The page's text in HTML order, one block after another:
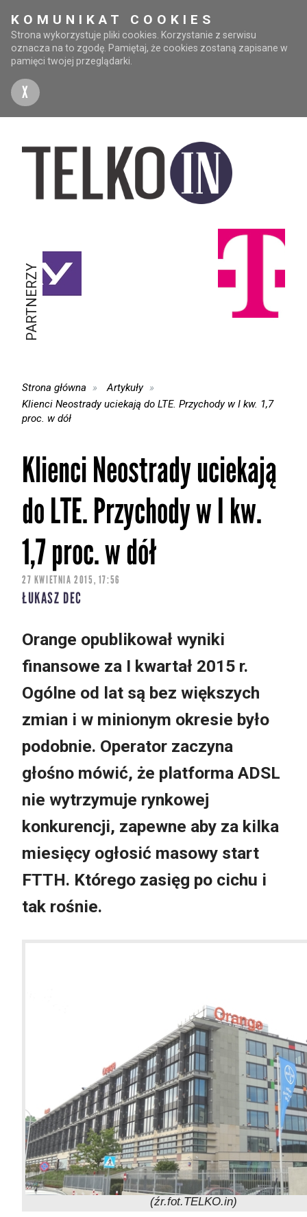
KOMUNIKAT COOKIES
Strona wykorzystuje pliki cookies. Korzystanie z serwisu
oznacza na to zgodę. Pamiętaj, że cookies zostaną zapisane w
pamięci twojej przeglądarki.
X
PARTNERZY
Strona główna
Artykuły
Klienci Neostrady uciekają do LTE. Przychody w I kw. 1,7
proc. w dół
Klienci Neostrady uciekają
do LTE. Przychody w I kw.
1,7 proc. w dół
27 KWIETNIA 2015, 17:56
ŁUKASZ DEC
Orange opublikował wyniki
finansowe za I kwartał 2015 r.
Ogólne od lat są bez większych
zmian i w minionym okresie było
podobnie. Operator zaczyna
głośno mówić, że platforma ADSL
nie wytrzymuje rynkowej
konkurencji, zapewne aby za kilka
miesięcy ogłosić masowy start
FTTH. Którego zasięg po cichu i
tak rośnie.
(źr.fot.TELKO.in)